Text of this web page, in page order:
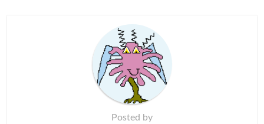
Posted by